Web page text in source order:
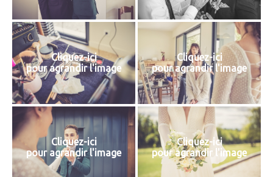
Cliquez-ici
pour agrandir l'image
Cliquez-ici
pour agrandir l'image
Cliquez-ici
pour agrandir l'image
Cliquez-ici
pour agrandir l'image